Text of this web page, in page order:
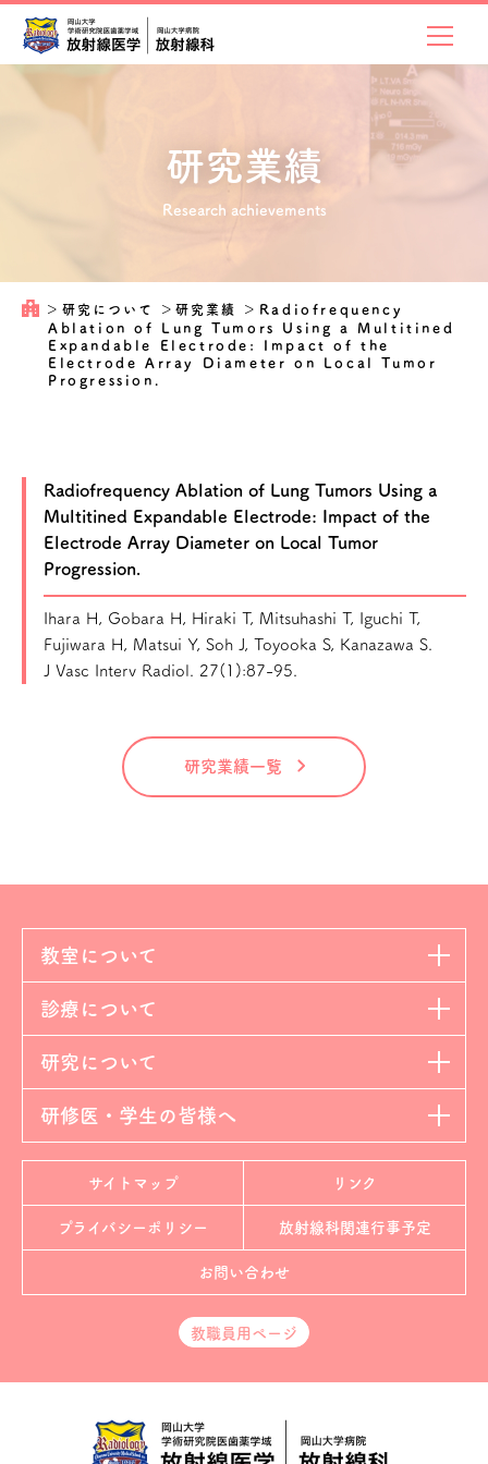
研究業績
Research achievements
＞ 研究について ＞研究業績 ＞ Radiofrequency
Ablation of Lung Tumors Using a Multitined
Expandable Electrode: Impact of the
Electrode Array Diameter on Local Tumor
Progression.
Radiofrequency Ablation of Lung Tumors Using a
Multitined Expandable Electrode: Impact of the
Electrode Array Diameter on Local Tumor
Progression.
Ihara H, Gobara H, Hiraki T, Mitsuhashi T, Iguchi T,
Fujiwara H, Matsui Y, Soh J, Toyooka S, Kanazawa S.
J Vasc Interv Radiol. 27(1):87-95.
研究業績一覧
教室について
診療について
研究について
研修医・学生の皆様へ
サイトマップ リンク
プライバシーポリシー 放射線科関連行事予定
お問い合わせ
教職員用ページ